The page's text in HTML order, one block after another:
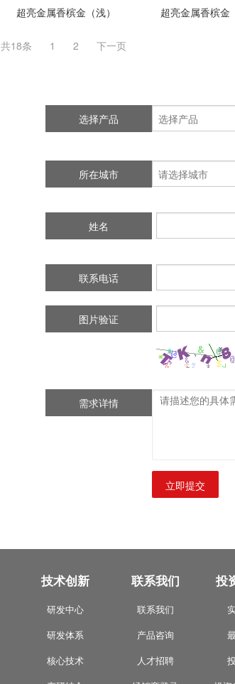
超亮金属香槟金（浅） 超亮金属香槟金
共18条 1 2 下一页
选择产品
所在城市
姓名
联系电话
图片验证
需求详情
立即提交
技术创新
研发中心
研发体系
核心技术
联系我们
联系我们
产品咨询
人才招聘
投